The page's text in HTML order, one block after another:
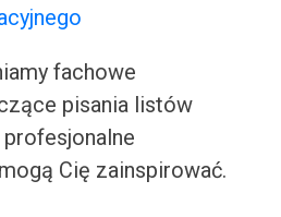
fachowe
pisania listów
Cię zainspirować.